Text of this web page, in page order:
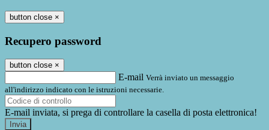
button close ×
Recupero password
button close ×
E-mail Verrà inviato un messaggio
all'indirizzo indicato con le istruzioni necessarie.
E-mail inviata, si prega di controllare la casella di posta elettronica!